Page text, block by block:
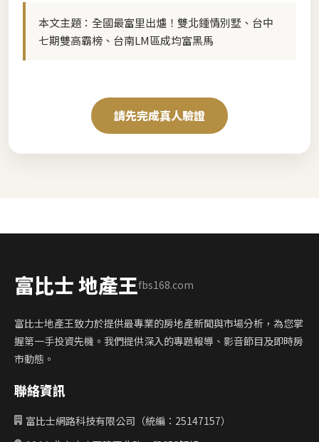
本文主題： 全國最富里出爐！雙北鍾情別墅、台中
七期雙高霸榜、台南LM區成均富黑馬
請先完成真人驗證
富比士 地產王fbs168.com
富比士地產王致力於提供最專業的房地產新聞與市場分析，為您掌
握第一手投資先機。我們提供深入的專題報導、影音節目及即時房
市動態。
聯絡資訊
富比士網路科技有限公司（統編：25147157）